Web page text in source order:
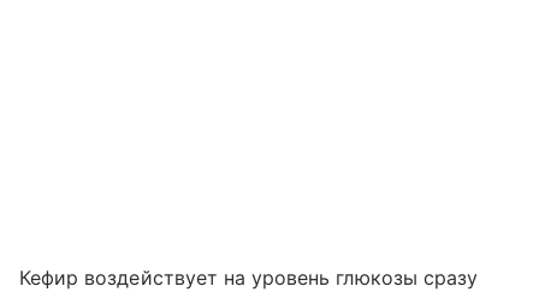
Кефир воздействует на уровень глюкозы сразу